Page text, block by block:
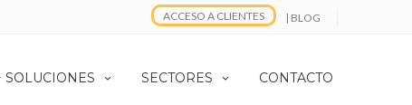
ACCESO A CLIENTES | BLOG
SOLUCIONES SECTORES CONTACTO